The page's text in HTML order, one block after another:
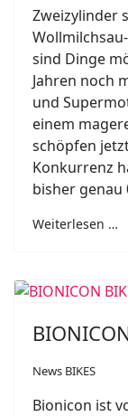
Zweizylinder
sind Dinge
Jahren noch
und
einem
schöpfen
Konkurrenz
bisher genau
Weiterlesen …
News BIKES
Bionicon ist